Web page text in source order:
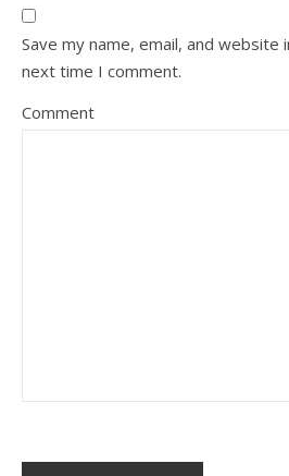
Save my name, email, and
next time I comment.
Comment